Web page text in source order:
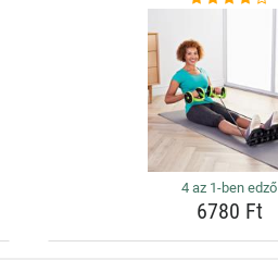
4 az 1-ben edző
6780 Ft